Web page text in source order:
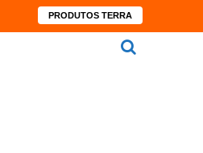
PRODUTOS TERRA